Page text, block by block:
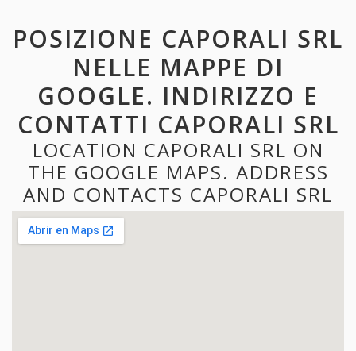
POSIZIONE CAPORALI SRL
NELLE MAPPE DI
GOOGLE. INDIRIZZO E
CONTATTI CAPORALI SRL
LOCATION CAPORALI SRL ON
THE GOOGLE MAPS. ADDRESS
AND CONTACTS CAPORALI SRL